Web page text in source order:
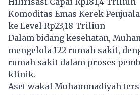
Komoditas Emas Kerek
ke Level Rp23,18 Triliun
Dalam bidang kesehatan,
mengelola 122 rumah sakit,
rumah sakit dalam proses
klinik.
Aset wakaf Muhammadiyah